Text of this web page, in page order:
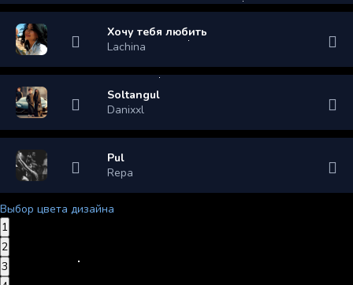
Хочу тебя любить
Lachina
Soltangul
Danixxl
Pul
Repa
Выбор цвета дизайна
1
2
3